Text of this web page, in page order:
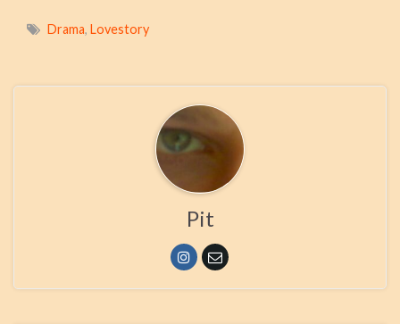
Drama, Lovestory
Pit